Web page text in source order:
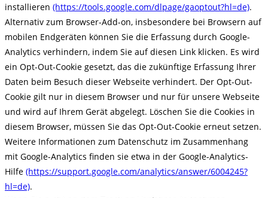
installieren (https://tools.google.com/dlpage/gaoptout?hl=de).
Alternativ zum Browser-Add-on, insbesondere bei Browsern auf
mobilen Endgeräten können Sie die Erfassung durch Google-
Analytics verhindern, indem Sie auf diesen Link klicken. Es wird
ein Opt-Out-Cookie gesetzt, das die zukünftige Erfassung Ihrer
Daten beim Besuch dieser Webseite verhindert. Der Opt-Out-
Cookie gilt nur in diesem Browser und nur für unsere Webseite
und wird auf Ihrem Gerät abgelegt. Löschen Sie die Cookies in
diesem Browser, müssen Sie das Opt-Out-Cookie erneut setzen.
Weitere Informationen zum Datenschutz im Zusammenhang
mit Google-Analytics finden sie etwa in der Google-Analytics-
Hilfe (https://support.google.com/analytics/answer/6004245?
hl=de).